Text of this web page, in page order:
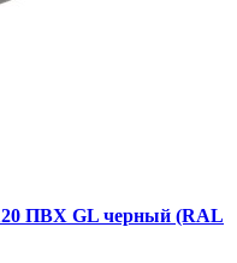
ПВХ GL черный (RAL